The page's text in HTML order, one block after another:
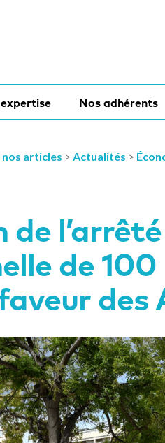
Nos adhérents
nos articles > Actualités >
de
des